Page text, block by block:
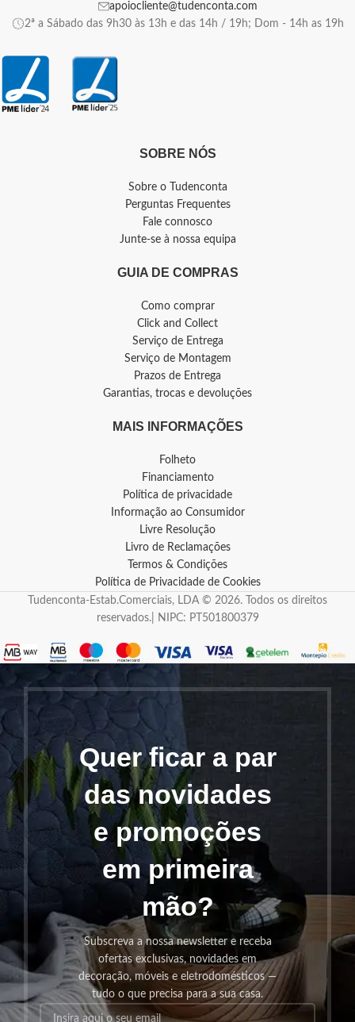
apoiocliente@tudenconta.com
2ª a Sábado das 9h30 às 13h e das 14h / 19h; Dom - 14h as 19h
SOBRE NÓS
Sobre o Tudenconta
Perguntas Frequentes
Fale connosco
Junte-se à nossa equipa
GUIA DE COMPRAS
Como comprar
Click and Collect
Serviço de Entrega
Serviço de Montagem
Prazos de Entrega
Garantias, trocas e devoluções
MAIS INFORMAÇÕES
Folheto
Financiamento
Política de privacidade
Informação ao Consumidor
Livre Resolução
Livro de Reclamações
Termos & Condições
Política de Privacidade de Cookies
Tudenconta-Estab.Comerciais, LDA © 2026. Todos os direitos
reservados.| NIPC: PT501800379
Quer ficar a par
das novidades
e promoções
em primeira
mão?
Subscreva a nossa newsletter e receba
ofertas exclusivas, novidades em
decoração, móveis e eletrodomésticos —
tudo o que precisa para a sua casa.